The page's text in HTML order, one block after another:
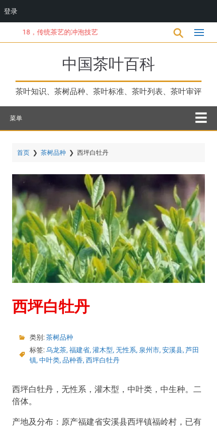
到
18，传统茶艺的冲泡技艺
中国茶叶百科
茶叶知识、茶树品种、茶叶标准、茶叶列表、茶叶审评
菜单
首页 ❯ 茶树品种 ❯ 西坪白牡丹
西坪白牡丹
类别:茶树品种
标签:乌龙茶, 福建省, 灌木型, 无性系, 泉州市, 安溪县, 芦田
镇, 中叶类, 品种香, 西坪白牡丹
西坪白牡丹，无性系，灌木型，中叶类，中生种。二
倍体。
产地及分布：原产福建省安溪县西坪镇福岭村，已有
登录